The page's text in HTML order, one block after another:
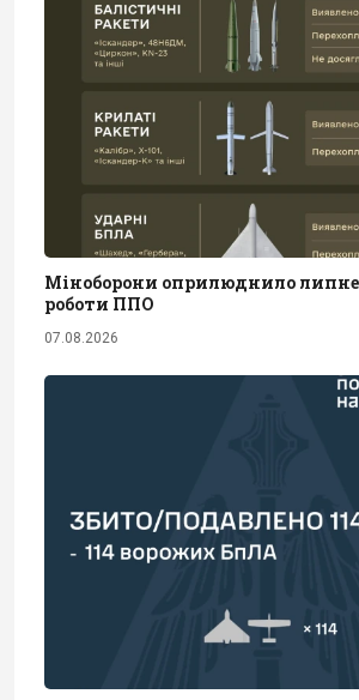
Міноборони оприлюднило
роботи ППО
07.08.2026